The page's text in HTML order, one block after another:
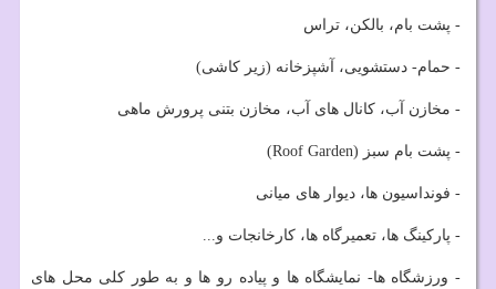
- پشت بام، بالکن، تراس
- حمام- دستشویی، آشپزخانه (زیر کاشی)
- مخازن آب، کانال های آب، مخازن بتنی پرورش ماهی
- پشت بام سبز (Roof Garden)
- فونداسیون ها، دیوار های میانی
- پارکینگ ها، تعمیرگاه ها، کارخانجات و...
- ورزشگاه ها- نمایشگاه ها و پیاده رو ها و به طور کلی محل های